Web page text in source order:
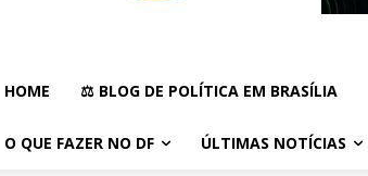
HOME ⚖️ BLOG DE POLÍTICA EM BRASÍLIA
O QUE FAZER NO DF ÚLTIMAS NOTÍCIAS